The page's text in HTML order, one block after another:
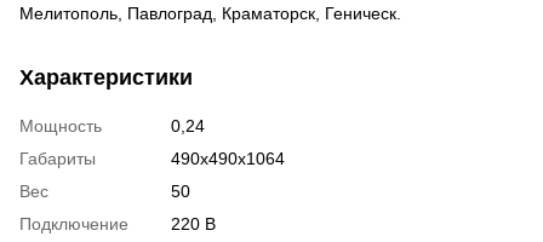
Мелитополь, Павлоград, Краматорск, Геническ.
Характеристики
Мощность
0,24
Габариты
490х490х1064
Вес
50
Подключение
220 В